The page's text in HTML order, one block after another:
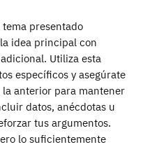
presentado
idea principal con
Utiliza esta
específicos y asegúrate
la anterior para mantener
datos, anécdotas u
tus argumentos.
lo suficientemente